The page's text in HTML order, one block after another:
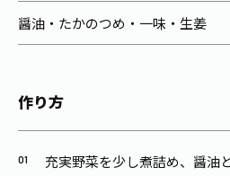
醤油・たかのつめ・一味・生姜
作り方
充実野菜を少し煮詰め、醤油